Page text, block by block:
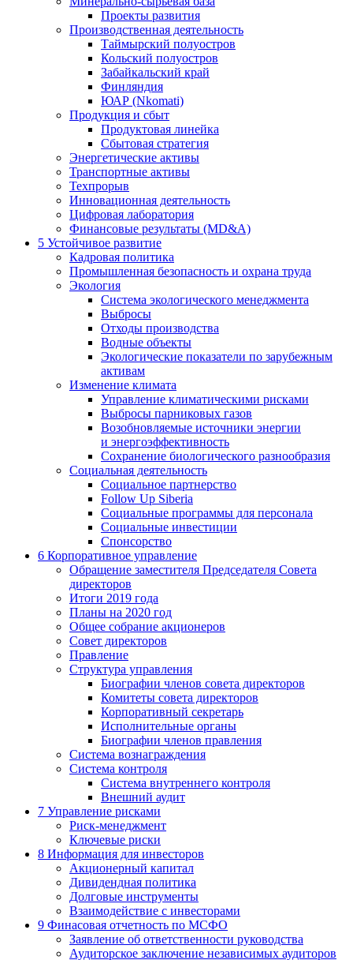
Проекты развития
Производственная деятельность
Таймырский полуостров
Кольский полуостров
Забайкальский край
Финляндия
ЮАР (Nkomati)
Продукция и сбыт
Продуктовая линейка
Сбытовая стратегия
Энергетические активы
Транспортные активы
Техпрорыв
Инновационная деятельность
Цифровая лаборатория
Финансовые результаты (MD&A)
5 Устойчивое развитие
Кадровая политика
Промышленная безопасность и охрана труда
Экология
Система экологического менеджмента
Выбросы
Отходы производства
Водные объекты
Экологические показатели по зарубежным
активам
Изменение климата
Управление климатическими рисками
Выбросы парниковых газов
Возобновляемые источники энергии
и энергоэффективность
Сохранение биологического разнообразия
Социальная деятельность
Социальное партнерство
Follow Up Siberia
Социальные программы для персонала
Социальные инвестиции
Спонсорство
6 Корпоративное управление
Обращение заместителя Председателя Совета
директоров
Итоги 2019 года
Планы на 2020 год
Общее собрание акционеров
Совет директоров
Правление
Структура управления
Биографии членов совета директоров
Комитеты совета директоров
Корпоративный секретарь
Исполнительные органы
Биографии членов правления
Система вознаграждения
Система контроля
Система внутреннего контроля
Внешний аудит
7 Управление рисками
Риск-менеджмент
Ключевые риски
8 Информация для инвесторов
Акционерный капитал
Дивидендная политика
Долговые инструменты
Взаимодействие с инвеcторами
9 Финасовая отчетность по МСФО
Заявление об ответственности руководства
Аудиторское заключение независимых аудиторов